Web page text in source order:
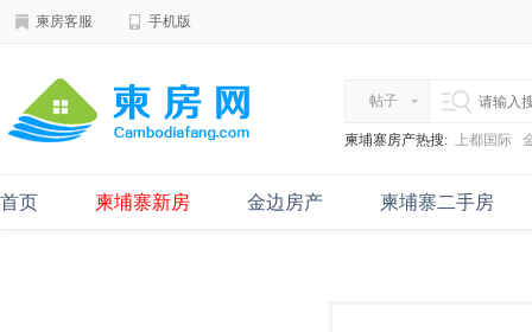
柬房客服 手机版
帖子
柬埔寨房产热搜: 上都国际
首页 柬埔寨新房 金边房产 柬埔寨二手房